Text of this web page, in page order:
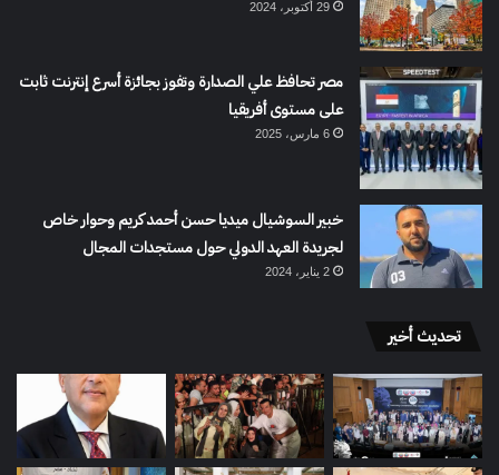
29 أكتوبر، 2024
مصر تحافظ علي الصدارة وتفوز بجائزة أسرع إنترنت ثابت
على مستوى أفريقيا
6 مارس، 2025
خبير السوشيال ميديا حسن أحمد كريم وحوار خاص
لجريدة العهد الدولي حول مستجدات المجال
2 يناير، 2024
تحديث أخير